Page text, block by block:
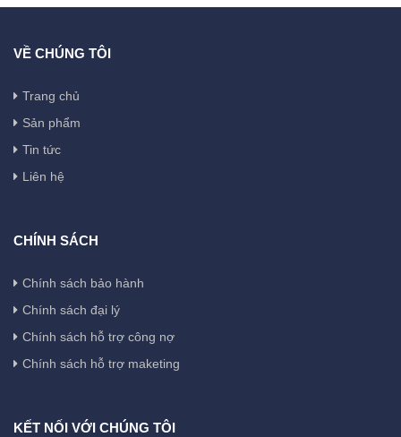
VỀ CHÚNG TÔI
Trang chủ
Sản phẩm
Tin tức
Liên hệ
CHÍNH SÁCH
Chính sách bảo hành
Chính sách đại lý
Chính sách hỗ trợ công nợ
Chính sách hỗ trợ maketing
KẾT NỐI VỚI CHÚNG TÔI